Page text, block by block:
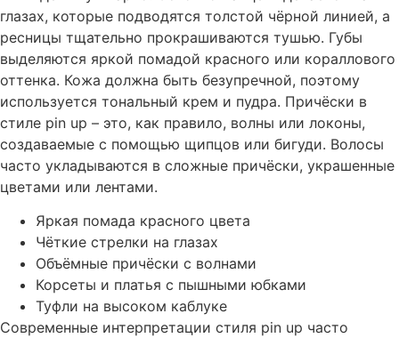
глазах, которые подводятся толстой чёрной линией, а
ресницы тщательно прокрашиваются тушью. Губы
выделяются яркой помадой красного или кораллового
оттенка. Кожа должна быть безупречной, поэтому
используется тональный крем и пудра. Причёски в
стиле pin up – это, как правило, волны или локоны,
создаваемые с помощью щипцов или бигуди. Волосы
часто укладываются в сложные причёски, украшенные
цветами или лентами.
Яркая помада красного цвета
Чёткие стрелки на глазах
Объёмные причёски с волнами
Корсеты и платья с пышными юбками
Туфли на высоком каблуке
Современные интерпретации стиля pin up часто